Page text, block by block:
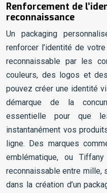
Renforcement de
reconnaissance
Un packaging
renforcer l’identité de
reconnaissable par les
couleurs, des logos et
pouvez créer une identité
démarque de la
essentielle pour que
instantanément vos
ligne. Des marques
emblématique, ou
reconnaissable entre
dans la création d’un